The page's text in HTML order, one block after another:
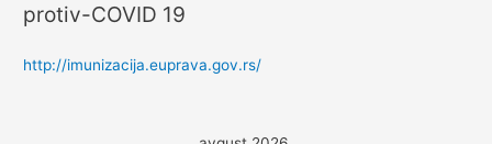
protiv-COVID 19
http://imunizacija.euprava.gov.rs/